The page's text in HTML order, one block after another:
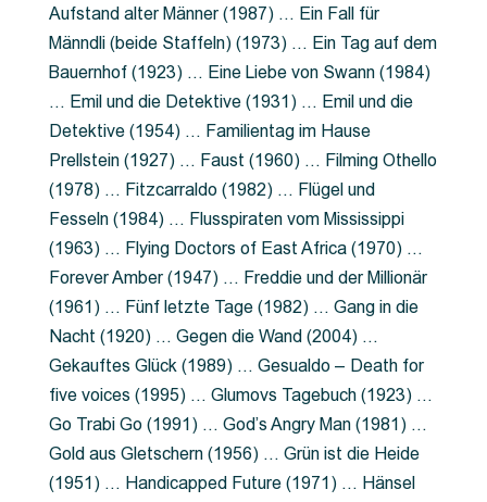
Aufstand alter Männer (1987) … Ein Fall für
Männdli (beide Staffeln) (1973) … Ein Tag auf dem
Bauernhof (1923) … Eine Liebe von Swann (1984)
… Emil und die Detektive (1931) … Emil und die
Detektive (1954) … Familientag im Hause
Prellstein (1927) … Faust (1960) … Filming Othello
(1978) … Fitzcarraldo (1982) … Flügel und
Fesseln (1984) … Flusspiraten vom Mississippi
(1963) … Flying Doctors of East Africa (1970) …
Forever Amber (1947) … Freddie und der Millionär
(1961) … Fünf letzte Tage (1982) … Gang in die
Nacht (1920) … Gegen die Wand (2004) …
Gekauftes Glück (1989) … Gesualdo – Death for
five voices (1995) … Glumovs Tagebuch (1923) …
Go Trabi Go (1991) … God’s Angry Man (1981) …
Gold aus Gletschern (1956) … Grün ist die Heide
(1951) … Handicapped Future (1971) … Hänsel